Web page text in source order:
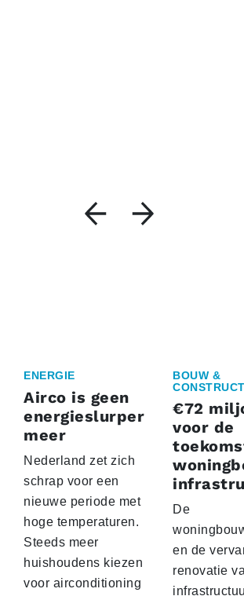
ENERGIE
Airco is geen
energieslurper
meer
Nederland zet zich
schrap voor een
nieuwe periode met
hoge temperaturen.
Steeds meer
huishoudens kiezen
voor airconditioning
BOUW &
€72
voor de
De
en de
renovatie